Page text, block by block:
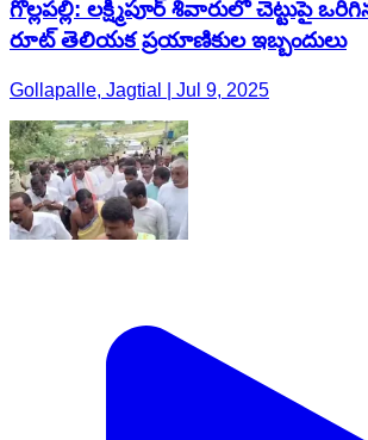
గొల్లపల్లి: లక్ష్మీపూర్ శివారులో చెట్టుపై
రూట్ తెలియక ప్రయాణికుల ఇబ్బందులు
Gollapalle, Jagtial | Jul 9, 2025